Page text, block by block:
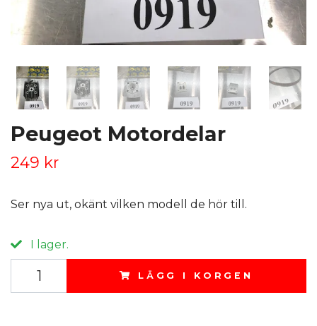
Peugeot Motordelar
249 kr
Ser nya ut, okänt vilken modell de hör till.
I lager.
LÄGG I KORGEN